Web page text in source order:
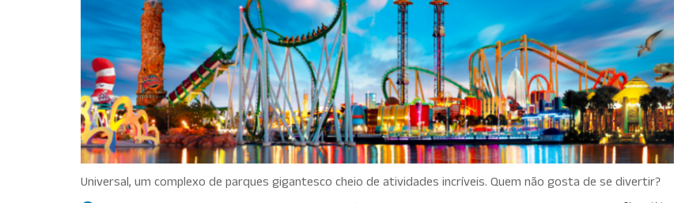
Universal, um complexo de parques gigantesco cheio de atividades incríveis. Quem não gosta de se divertir?